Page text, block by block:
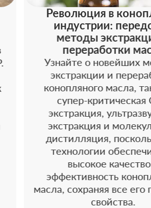
Революция в
индустрии:
методы
переработки
Узнайте о новейших
экстракции и
конопляного масла,
супер-критическая
экстракция,
экстракция и
дистилляция,
технологии
высокое
эффективность
масла, сохраняя все его
свойства.